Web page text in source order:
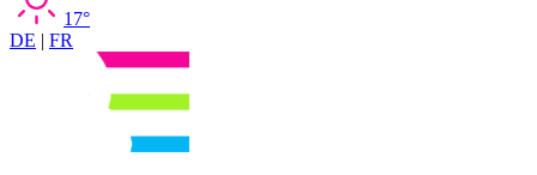
17°
DE | FR